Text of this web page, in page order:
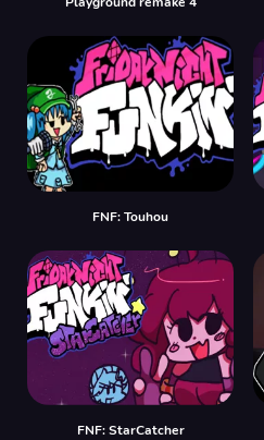
FNF: Touhou
FNF: StarCatcher